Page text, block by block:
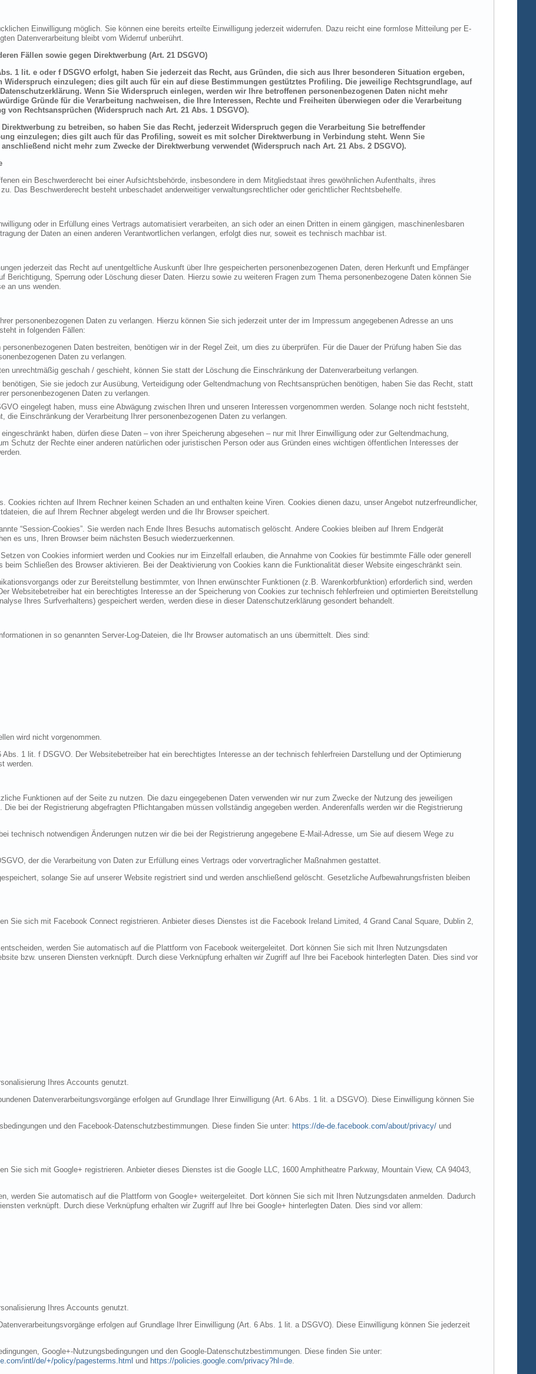
Einwilligung möglich. Sie können eine bereits erteilte Einwilligung jederzeit widerrufen. Dazu reicht eine formlose Mitteilung per E-
Datenverarbeitung bleibt vom Widerruf unberührt.
Fällen sowie gegen Direktwerbung (Art. 21 DSGVO)
1 lit. e oder f DSGVO erfolgt, haben Sie jederzeit das Recht, aus Gründen, die sich aus Ihrer besonderen Situation ergeben,
Widerspruch einzulegen; dies gilt auch für ein auf diese Bestimmungen gestütztes Profiling. Die jeweilige Rechtsgrundlage, auf
Wenn Sie Widerspruch einlegen, werden wir Ihre betroffenen personenbezogenen Daten nicht mehr
Gründe für die Verarbeitung nachweisen, die Ihre Interessen, Rechte und Freiheiten überwiegen oder die Verarbeitung
Rechtsansprüchen (Widerspruch nach Art. 21 Abs. 1 DSGVO).
zu betreiben, so haben Sie das Recht, jederzeit Widerspruch gegen die Verarbeitung Sie betreffender
einzulegen; dies gilt auch für das Profiling, soweit es mit solcher Direktwerbung in Verbindung steht. Wenn Sie
nicht mehr zum Zwecke der Direktwerbung verwendet (Widerspruch nach Art. 21 Abs. 2 DSGVO).
ein Beschwerderecht bei einer Aufsichtsbehörde, insbesondere in dem Mitgliedstaat ihres gewöhnlichen Aufenthalts, ihres
Das Beschwerderecht besteht unbeschadet anderweitiger verwaltungsrechtlicher oder gerichtlicher Rechtsbehelfe.
oder in Erfüllung eines Vertrags automatisiert verarbeiten, an sich oder an einen Dritten in einem gängigen, maschinenlesbaren
der Daten an einen anderen Verantwortlichen verlangen, erfolgt dies nur, soweit es technisch machbar ist.
jederzeit das Recht auf unentgeltliche Auskunft über Ihre gespeicherten personenbezogenen Daten, deren Herkunft und Empfänger
Berichtigung, Sperrung oder Löschung dieser Daten. Hierzu sowie zu weiteren Fragen zum Thema personenbezogene Daten können Sie
an uns wenden.
personenbezogenen Daten zu verlangen. Hierzu können Sie sich jederzeit unter der im Impressum angegebenen Adresse an uns
in folgenden Fällen:
Daten bestreiten, benötigen wir in der Regel Zeit, um dies zu überprüfen. Für die Dauer der Prüfung haben Sie das
Daten zu verlangen.
unrechtmäßig geschah / geschieht, können Sie statt der Löschung die Einschränkung der Datenverarbeitung verlangen.
Sie sie jedoch zur Ausübung, Verteidigung oder Geltendmachung von Rechtsansprüchen benötigen, haben Sie das Recht, statt
personenbezogenen Daten zu verlangen.
eingelegt haben, muss eine Abwägung zwischen Ihren und unseren Interessen vorgenommen werden. Solange noch nicht feststeht,
die Einschränkung der Verarbeitung Ihrer personenbezogenen Daten zu verlangen.
haben, dürfen diese Daten – von ihrer Speicherung abgesehen – nur mit Ihrer Einwilligung oder zur Geltendmachung,
Schutz der Rechte einer anderen natürlichen oder juristischen Person oder aus Gründen eines wichtigen öffentlichen Interesses der
Cookies richten auf Ihrem Rechner keinen Schaden an und enthalten keine Viren. Cookies dienen dazu, unser Angebot nutzerfreundlicher,
die auf Ihrem Rechner abgelegt werden und die Ihr Browser speichert.
“Session-Cookies”. Sie werden nach Ende Ihres Besuchs automatisch gelöscht. Andere Cookies bleiben auf Ihrem Endgerät
es uns, Ihren Browser beim nächsten Besuch wiederzuerkennen.
von Cookies informiert werden und Cookies nur im Einzelfall erlauben, die Annahme von Cookies für bestimmte Fälle oder generell
Schließen des Browser aktivieren. Bei der Deaktivierung von Cookies kann die Funktionalität dieser Website eingeschränkt sein.
oder zur Bereitstellung bestimmter, von Ihnen erwünschter Funktionen (z.B. Warenkorbfunktion) erforderlich sind, werden
Websitebetreiber hat ein berechtigtes Interesse an der Speicherung von Cookies zur technisch fehlerfreien und optimierten Bereitstellung
Ihres Surfverhaltens) gespeichert werden, werden diese in dieser Datenschutzerklärung gesondert behandelt.
in so genannten Server-Log-Dateien, die Ihr Browser automatisch an uns übermittelt. Dies sind:
wird nicht vorgenommen.
1 lit. f DSGVO. Der Websitebetreiber hat ein berechtigtes Interesse an der technisch fehlerfreien Darstellung und der Optimierung
werden.
Funktionen auf der Seite zu nutzen. Die dazu eingegebenen Daten verwenden wir nur zum Zwecke der Nutzung des jeweiligen
bei der Registrierung abgefragten Pflichtangaben müssen vollständig angegeben werden. Anderenfalls werden wir die Registrierung
technisch notwendigen Änderungen nutzen wir die bei der Registrierung angegebene E-Mail-Adresse, um Sie auf diesem Wege zu
der die Verarbeitung von Daten zur Erfüllung eines Vertrags oder vorvertraglicher Maßnahmen gestattet.
solange Sie auf unserer Website registriert sind und werden anschließend gelöscht. Gesetzliche Aufbewahrungsfristen bleiben
Sie sich mit Facebook Connect registrieren. Anbieter dieses Dienstes ist die Facebook Ireland Limited, 4 Grand Canal Square, Dublin 2,
werden Sie automatisch auf die Plattform von Facebook weitergeleitet. Dort können Sie sich mit Ihren Nutzungsdaten
bzw. unseren Diensten verknüpft. Durch diese Verknüpfung erhalten wir Zugriff auf Ihre bei Facebook hinterlegten Daten. Dies sind vor
Ihres Accounts genutzt.
Datenverarbeitungsvorgänge erfolgen auf Grundlage Ihrer Einwilligung (Art. 6 Abs. 1 lit. a DSGVO). Diese Einwilligung können Sie
und den Facebook-Datenschutzbestimmungen. Diese finden Sie unter: https://de-de.facebook.com/about/privacy/ und
Sie sich mit Google+ registrieren. Anbieter dieses Dienstes ist die Google LLC, 1600 Amphitheatre Parkway, Mountain View, CA 94043,
werden Sie automatisch auf die Plattform von Google+ weitergeleitet. Dort können Sie sich mit Ihren Nutzungsdaten anmelden. Dadurch
verknüpft. Durch diese Verknüpfung erhalten wir Zugriff auf Ihre bei Google+ hinterlegten Daten. Dies sind vor allem:
Ihres Accounts genutzt.
erfolgen auf Grundlage Ihrer Einwilligung (Art. 6 Abs. 1 lit. a DSGVO). Diese Einwilligung können Sie jederzeit
Google+-Nutzungsbedingungen und den Google-Datenschutzbestimmungen. Diese finden Sie unter:
intl/de/+/policy/pagesterms.html und https://policies.google.com/privacy?hl=de.